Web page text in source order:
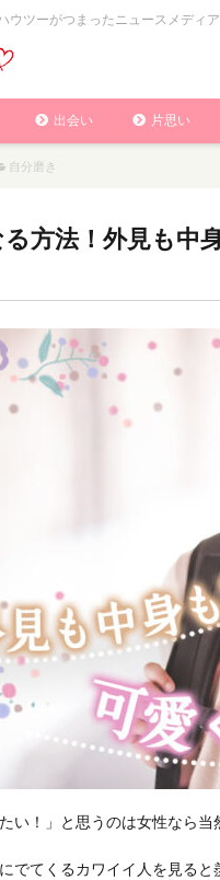
ウツーがつまったニュースメディア
出会い 片思い
自分磨き
方法！外見も中
い！」と思うのは女性なら当
でてくるカワイイ人を見る